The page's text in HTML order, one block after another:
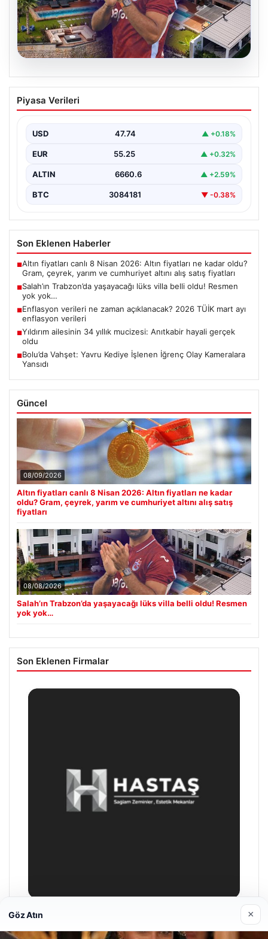
08.08.2026
Salah’ın Trabzon’da yaşayacağı lüks
villa belli oldu! Resmen yok yok…
Piyasa Verileri
USD 47.74 ▲ +0.18%
EUR 55.25 ▲ +0.32%
ALTIN 6660.6 ▲ +2.59%
BTC 3084181 ▼ -0.38%
Son Eklenen Haberler
■Altın fiyatları canlı 8 Nisan 2026: Altın fiyatları ne kadar oldu?
Gram, çeyrek, yarım ve cumhuriyet altını alış satış fiyatları
■Salah’ın Trabzon’da yaşayacağı lüks villa belli oldu! Resmen
yok yok…
■Enflasyon verileri ne zaman açıklanacak? 2026 TÜİK mart ayı
enflasyon verileri
■Yıldırım ailesinin 34 yıllık mucizesi: Anıtkabir hayali gerçek
oldu
■Bolu’da Vahşet: Yavru Kediye İşlenen İğrenç Olay Kameralara
Yansıdı
Güncel
08/09/2026
Altın fiyatları canlı 8 Nisan 2026: Altın fiyatları ne kadar
oldu? Gram, çeyrek, yarım ve cumhuriyet altını alış satış
fiyatları
08/08/2026
Salah’ın Trabzon’da yaşayacağı lüks villa belli oldu! Resmen
yok yok…
Son Eklenen Firmalar
Göz Atın ×